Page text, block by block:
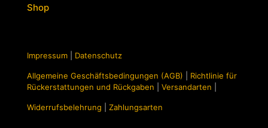
Shop
Impressum Datenschutz
Allgemeine Geschäftsbedingungen (AGB)
Richtlinie für
Rückerstattungen und Rückgaben
Versandarten
Widerrufsbelehrung Zahlungsarten